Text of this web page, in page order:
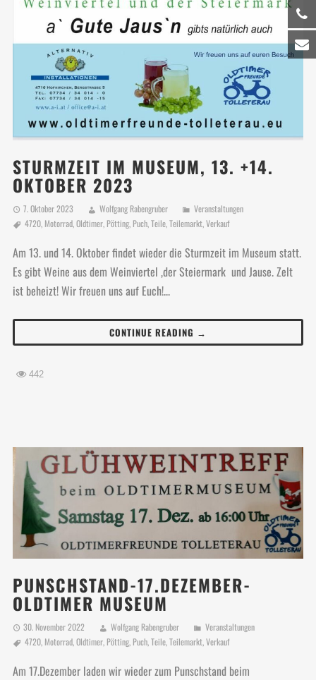
STURMZEIT IM MUSEUM, 13. +14.
OKTOBER 2023
7. Oktober 2023 Wolfgang Rabengruber
Veranstaltungen
4720, Motorrad,Oldtimer, Pötting, Puch,Teile,Teilemarkt,Verkauf
Am 13. und 14. Oktober findet wieder die Sturmzeit im Museum statt.
Es gibt Weine aus dem Weinviertel ,der Steiermark und Jause. Zelt
ist beheizt! Wir freuen uns auf Euch!...
CONTINUE READING →
442
PUNSCHSTAND-17.DEZEMBER-
OLDTIMER MUSEUM
30. November 2022 Wolfgang Rabengruber
Veranstaltungen
4720, Motorrad,Oldtimer, Pötting, Puch,Teile,Teilemarkt,Verkauf
Am 17.Dezember laden wir wieder zum Punschstand beim